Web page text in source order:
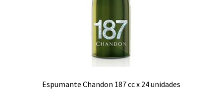
Espumante Chandon 187 cc x 24 unidades